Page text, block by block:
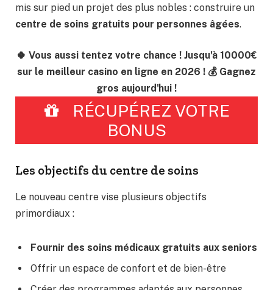
mis sur pied un projet des plus nobles : construire un
centre de soins gratuits pour personnes âgées.
🍀 Vous aussi tentez votre chance ! Jusqu'à 10000€
sur le meilleur casino en ligne en 2026 ! 💰 Gagnez
gros aujourd'hui !
RÉCUPÉREZ VOTRE
BONUS
Les objectifs du centre de soins
Le nouveau centre vise plusieurs objectifs
primordiaux :
Fournir des soins médicaux gratuits aux seniors
Offrir un espace de confort et de bien-être